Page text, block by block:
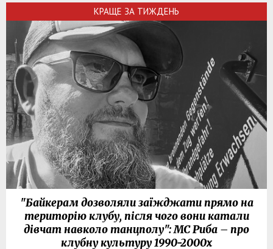
КРАЩЕ ЗА ТИЖДЕНЬ
"Байкерам дозволяли заїжджати прямо на
територію клубу, після чого вони катали
дівчат навколо танцполу": МС Риба – про
клубну культуру 1990-2000х